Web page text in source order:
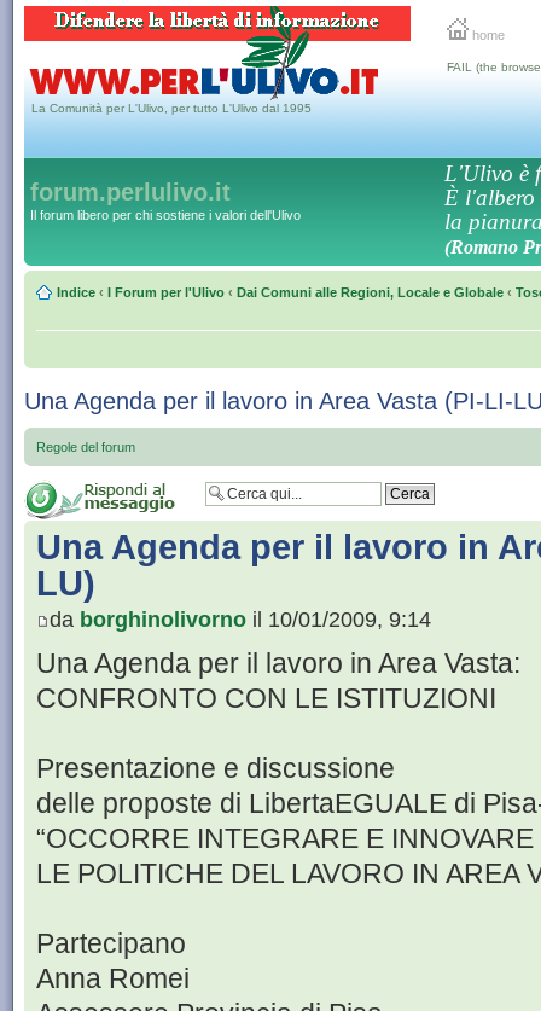
home
La Comunità per L'Ulivo, per tutto L'Ulivo dal 1995
FAIL (the
forum.perlulivo.it
Il forum libero per chi sostiene i valori dell'Ulivo
L'Ulivo è
È l'albero
la
(Romano
Indice ‹ I Forum per l'Ulivo ‹ Dai Comuni alle Regioni, Locale e Globale ‹
Una Agenda per il lavoro in Area Vasta (PI-LI-
Regole del forum
Una Agenda per il lavoro in
LU)
da borghinolivorno il 10/01/2009, 9:14
Una Agenda per il lavoro in Area Vasta:
CONFRONTO CON LE ISTITUZIONI
Presentazione e discussione
delle proposte di LibertaEGUALE di
“OCCORRE INTEGRARE E INNOVARE
LE POLITICHE DEL LAVORO IN AREA
Partecipano
Anna Romei